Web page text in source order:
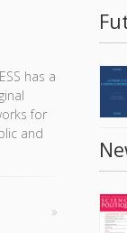
has a
for
and